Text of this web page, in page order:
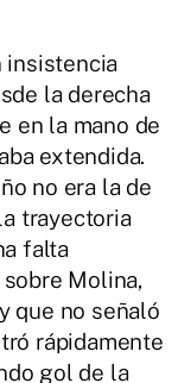
insistencia
la derecha
en la mano de
extendida.
no era la de
trayectoria
falta
Molina,
que no señaló
rápidamente
gol de la